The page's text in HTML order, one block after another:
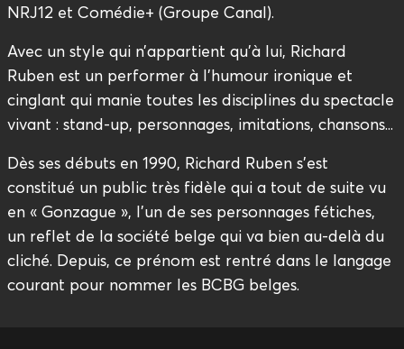
NRJ12 et Comédie+ (Groupe Canal).
Avec un style qui n’appartient qu’à lui, Richard
Ruben est un performer à l’humour ironique et
cinglant qui manie toutes les disciplines du spectacle
vivant : stand-up, personnages, imitations, chansons...
Dès ses débuts en 1990, Richard Ruben s’est
constitué un public très fidèle qui a tout de suite vu
en « Gonzague », l’un de ses personnages fétiches,
un reflet de la société belge qui va bien au-delà du
cliché. Depuis, ce prénom est rentré dans le langage
courant pour nommer les BCBG belges.